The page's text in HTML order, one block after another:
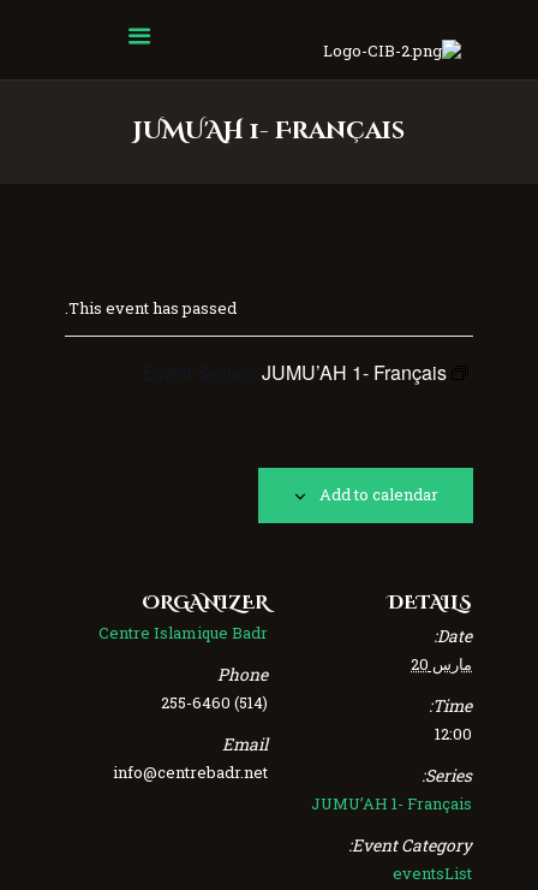
JUMU'AH 1- Français
Centre Islamique Badr
This event has passed.
Event Series:JUMU’AH 1- Français
Add to calendar
DETAILS
Date:
مارس 20
Time:
12:00
Series:
JUMU’AH 1- Français
Event Category:
eventsList
ORGANIZER
Centre Islamique Badr
Phone
(514) 255-6460
Email
info@centrebadr.net